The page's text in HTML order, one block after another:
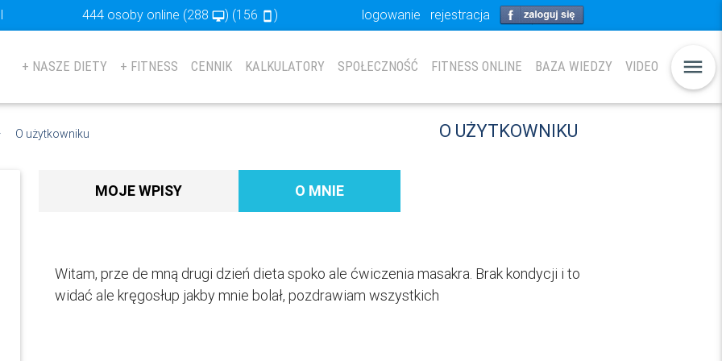
444 osoby online (288desktop_mac) (156 stay_primary_portrait ) logowanie rejestracja
+ NASZE DIETY + FITNESS CENNIK KALKULATORY SPOŁECZNOŚĆ FITNESS ONLINE BAZA WIEDZY VIDEO menu
O użytkowniku O UŻYTKOWNIKU
MOJE WPISY O MNIE
Witam, prze de mną drugi dzień dieta spoko ale ćwiczenia masakra. Brak kondycji i to
widać ale kręgosłup jakby mnie bolał, pozdrawiam wszystkich